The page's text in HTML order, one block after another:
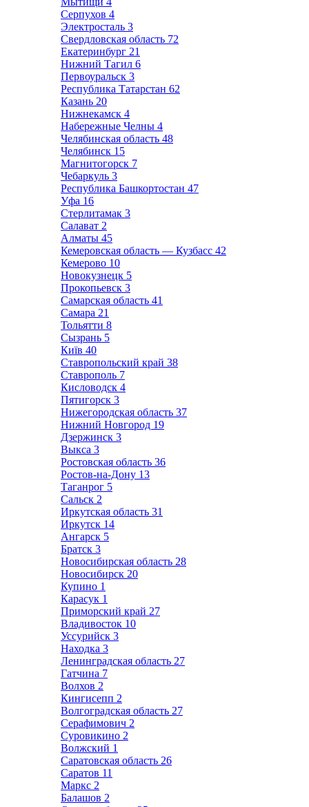
Серпухов 4
Электросталь 3
Свердловская область 72
Екатеринбург 21
Нижний Тагил 6
Первоуральск 3
Республика Татарстан 62
Казань 20
Нижнекамск 4
Набережные Челны 4
Челябинская область 48
Челябинск 15
Магнитогорск 7
Чебаркуль 3
Республика Башкортостан 47
Уфа 16
Стерлитамак 3
Салават 2
Алматы 45
Кемеровская область — Кузбасс 42
Кемерово 10
Новокузнецк 5
Прокопьевск 3
Самарская область 41
Самара 21
Тольятти 8
Сызрань 5
Київ 40
Ставропольский край 38
Ставрополь 7
Кисловодск 4
Пятигорск 3
Нижегородская область 37
Нижний Новгород 19
Дзержинск 3
Выкса 3
Ростовская область 36
Ростов-на-Дону 13
Таганрог 5
Сальск 2
Иркутская область 31
Иркутск 14
Ангарск 5
Братск 3
Новосибирская область 28
Новосибирск 20
Купино 1
Карасук 1
Приморский край 27
Владивосток 10
Уссурийск 3
Находка 3
Ленинградская область 27
Гатчина 7
Волхов 2
Кингисепп 2
Волгоградская область 27
Серафимович 2
Суровикино 2
Волжский 1
Саратовская область 26
Саратов 11
Маркс 2
Балашов 2